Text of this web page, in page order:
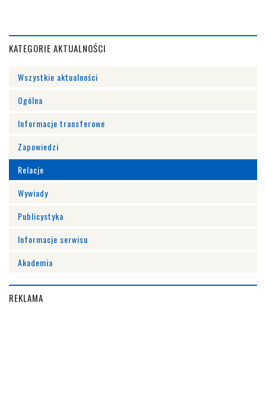
KATEGORIE AKTUALNOŚCI
Wszystkie aktualności
Ogólna
Informacje transferowe
Zapowiedzi
Relacje
Wywiady
Publicystyka
Informacje serwisu
Akademia
REKLAMA